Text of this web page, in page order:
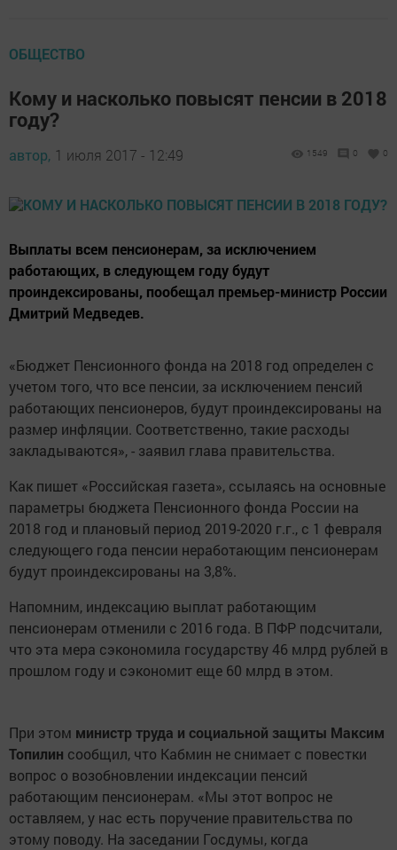
ОБЩЕСТВО
Кому и насколько повысят пенсии в 2018
году?
автор, 1 июля 2017 - 12:49 1549 0 0
Выплаты всем пенсионерам, за исключением
работающих, в следующем году будут
проиндексированы, пообещал премьер-министр России
Дмитрий Медведев.
«Бюджет Пенсионного фонда на 2018 год определен с
учетом того, что все пенсии, за исключением пенсий
работающих пенсионеров, будут проиндексированы на
размер инфляции. Соответственно, такие расходы
закладываются», - заявил глава правительства.
Как пишет «Российская газета», ссылаясь на основные
параметры бюджета Пенсионного фонда России на
2018 год и плановый период 2019-2020 г.г., с 1 февраля
следующего года пенсии неработающим пенсионерам
будут проиндексированы на 3,8%.
Напомним, индексацию выплат работающим
пенсионерам отменили с 2016 года. В ПФР подсчитали,
что эта мера сэкономила государству 46 млрд рублей в
прошлом году и сэкономит еще 60 млрд в этом.
При этом министр труда и социальной защиты Максим
Топилин сообщил, что Кабмин не снимает с повестки
вопрос о возобновлении индексации пенсий
работающим пенсионерам. «Мы этот вопрос не
оставляем, у нас есть поручение правительства по
этому поводу. На заседании Госдумы, когда